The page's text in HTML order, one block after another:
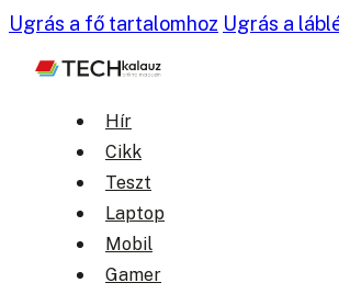
Ugrás a fő tartalomhoz Ugrás a
Hír
Cikk
Teszt
Laptop
Mobil
Gamer